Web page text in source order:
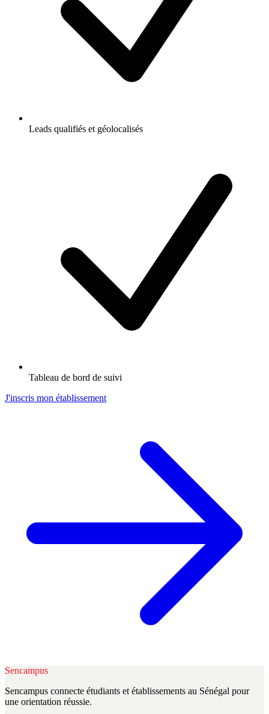
Leads qualifiés et géolocalisés
Tableau de bord de suivi
J'inscris mon établissement
Sencampus
Sencampus connecte étudiants et établissements au Sénégal pour
une orientation réussie.